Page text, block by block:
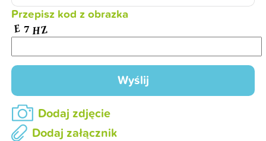
Przepisz kod z obrazka
Dodaj zdjęcie
Dodaj załącznik